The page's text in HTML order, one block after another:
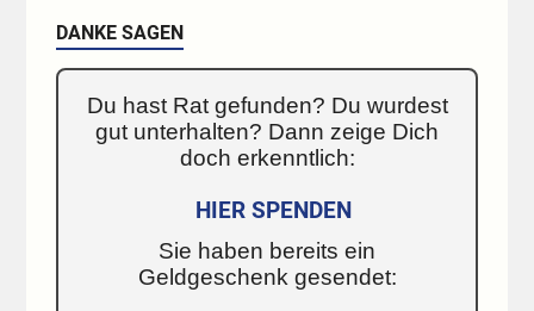
DANKE SAGEN
Du hast Rat gefunden? Du wurdest
gut unterhalten? Dann zeige Dich
doch erkenntlich:
HIER SPENDEN
Sie haben bereits ein
Geldgeschenk gesendet: